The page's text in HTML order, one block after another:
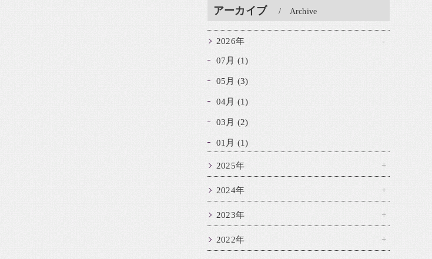
アーカイブ Archive
2026年
07月 (1)
05月 (3)
04月 (1)
03月 (2)
01月 (1)
2025年
2024年
2023年
2022年